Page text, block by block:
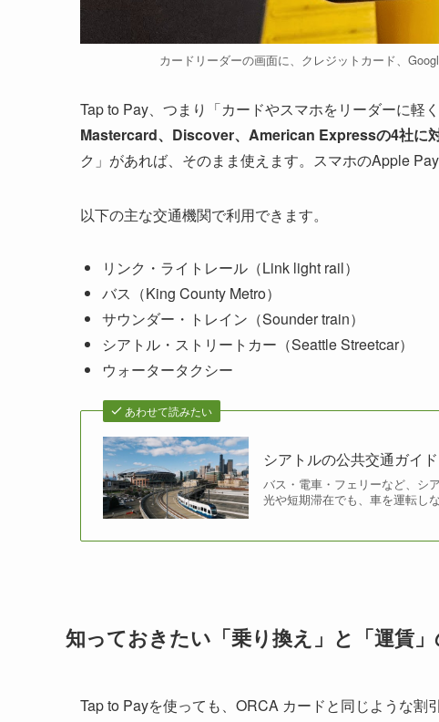
カードリーダーの画面に、クレジットカード、
Tap to Pay、つまり「カードやスマホをリーダーに軽
Mastercard、Discover、American Expressの4社に
ク」があれば、そのまま使えます。スマホのApple
以下の主な交通機関で利用できます。
リンク・ライトレール（Link light rail）
バス（King County Metro）
サウンダー・トレイン（Sounder train）
シアトル・ストリートカー（Seattle Streetcar）
ウォータータクシー
あわせて読みたい
シアトルの公共交通ガイ
バス・電車・フェリーなど、シ
光や短期滞在でも、車を運転し
知っておきたい「乗り換え」と「運賃
Tap to Payを使っても、ORCA カードと同じような割